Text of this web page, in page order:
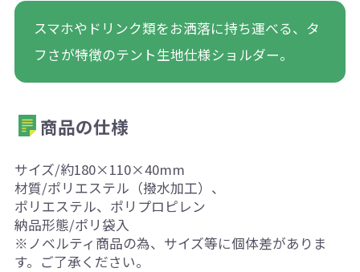
スマホやドリンク類をお洒落に持ち運べる、タ
フさが特徴のテント生地仕様ショルダー。
商品の仕様
サイズ/約180×110×40mm
材質/ポリエステル（撥水加工）、
ポリエステル、ポリプロピレン
納品形態/ポリ袋入
※ノベルティ商品の為、サイズ等に個体差がありま
す。ご了承ください。